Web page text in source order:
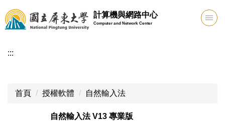
跳
到
主
內
計算機與網路中心
Computer and Network Center
:::
首頁 授權軟體 自然輸入法
自然輸入法 V13 專業版